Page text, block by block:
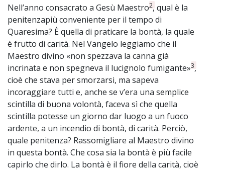
Nell’anno consacrato a Gesù Maestro2, qual è la
penitenzapiù conveniente per il tempo di
Quaresima? È quella di praticare la bontà, la quale
è frutto di carità. Nel Vangelo leggiamo che il
Maestro divino «non spezzava la canna già
incrinata e non spegneva il lucignolo fumigante»3,
cioè che stava per smorzarsi, ma sapeva
incoraggiare tutti e, anche se v’era una semplice
scintilla di buona volontà, faceva sì che quella
scintilla potesse un giorno dar luogo a un fuoco
ardente, a un incendio di bontà, di carità. Perciò,
quale penitenza? Rassomigliare al Maestro divino
in questa bontà. Che cosa sia la bontà è più facile
capirlo che dirlo. La bontà è il fiore della carità, cioè